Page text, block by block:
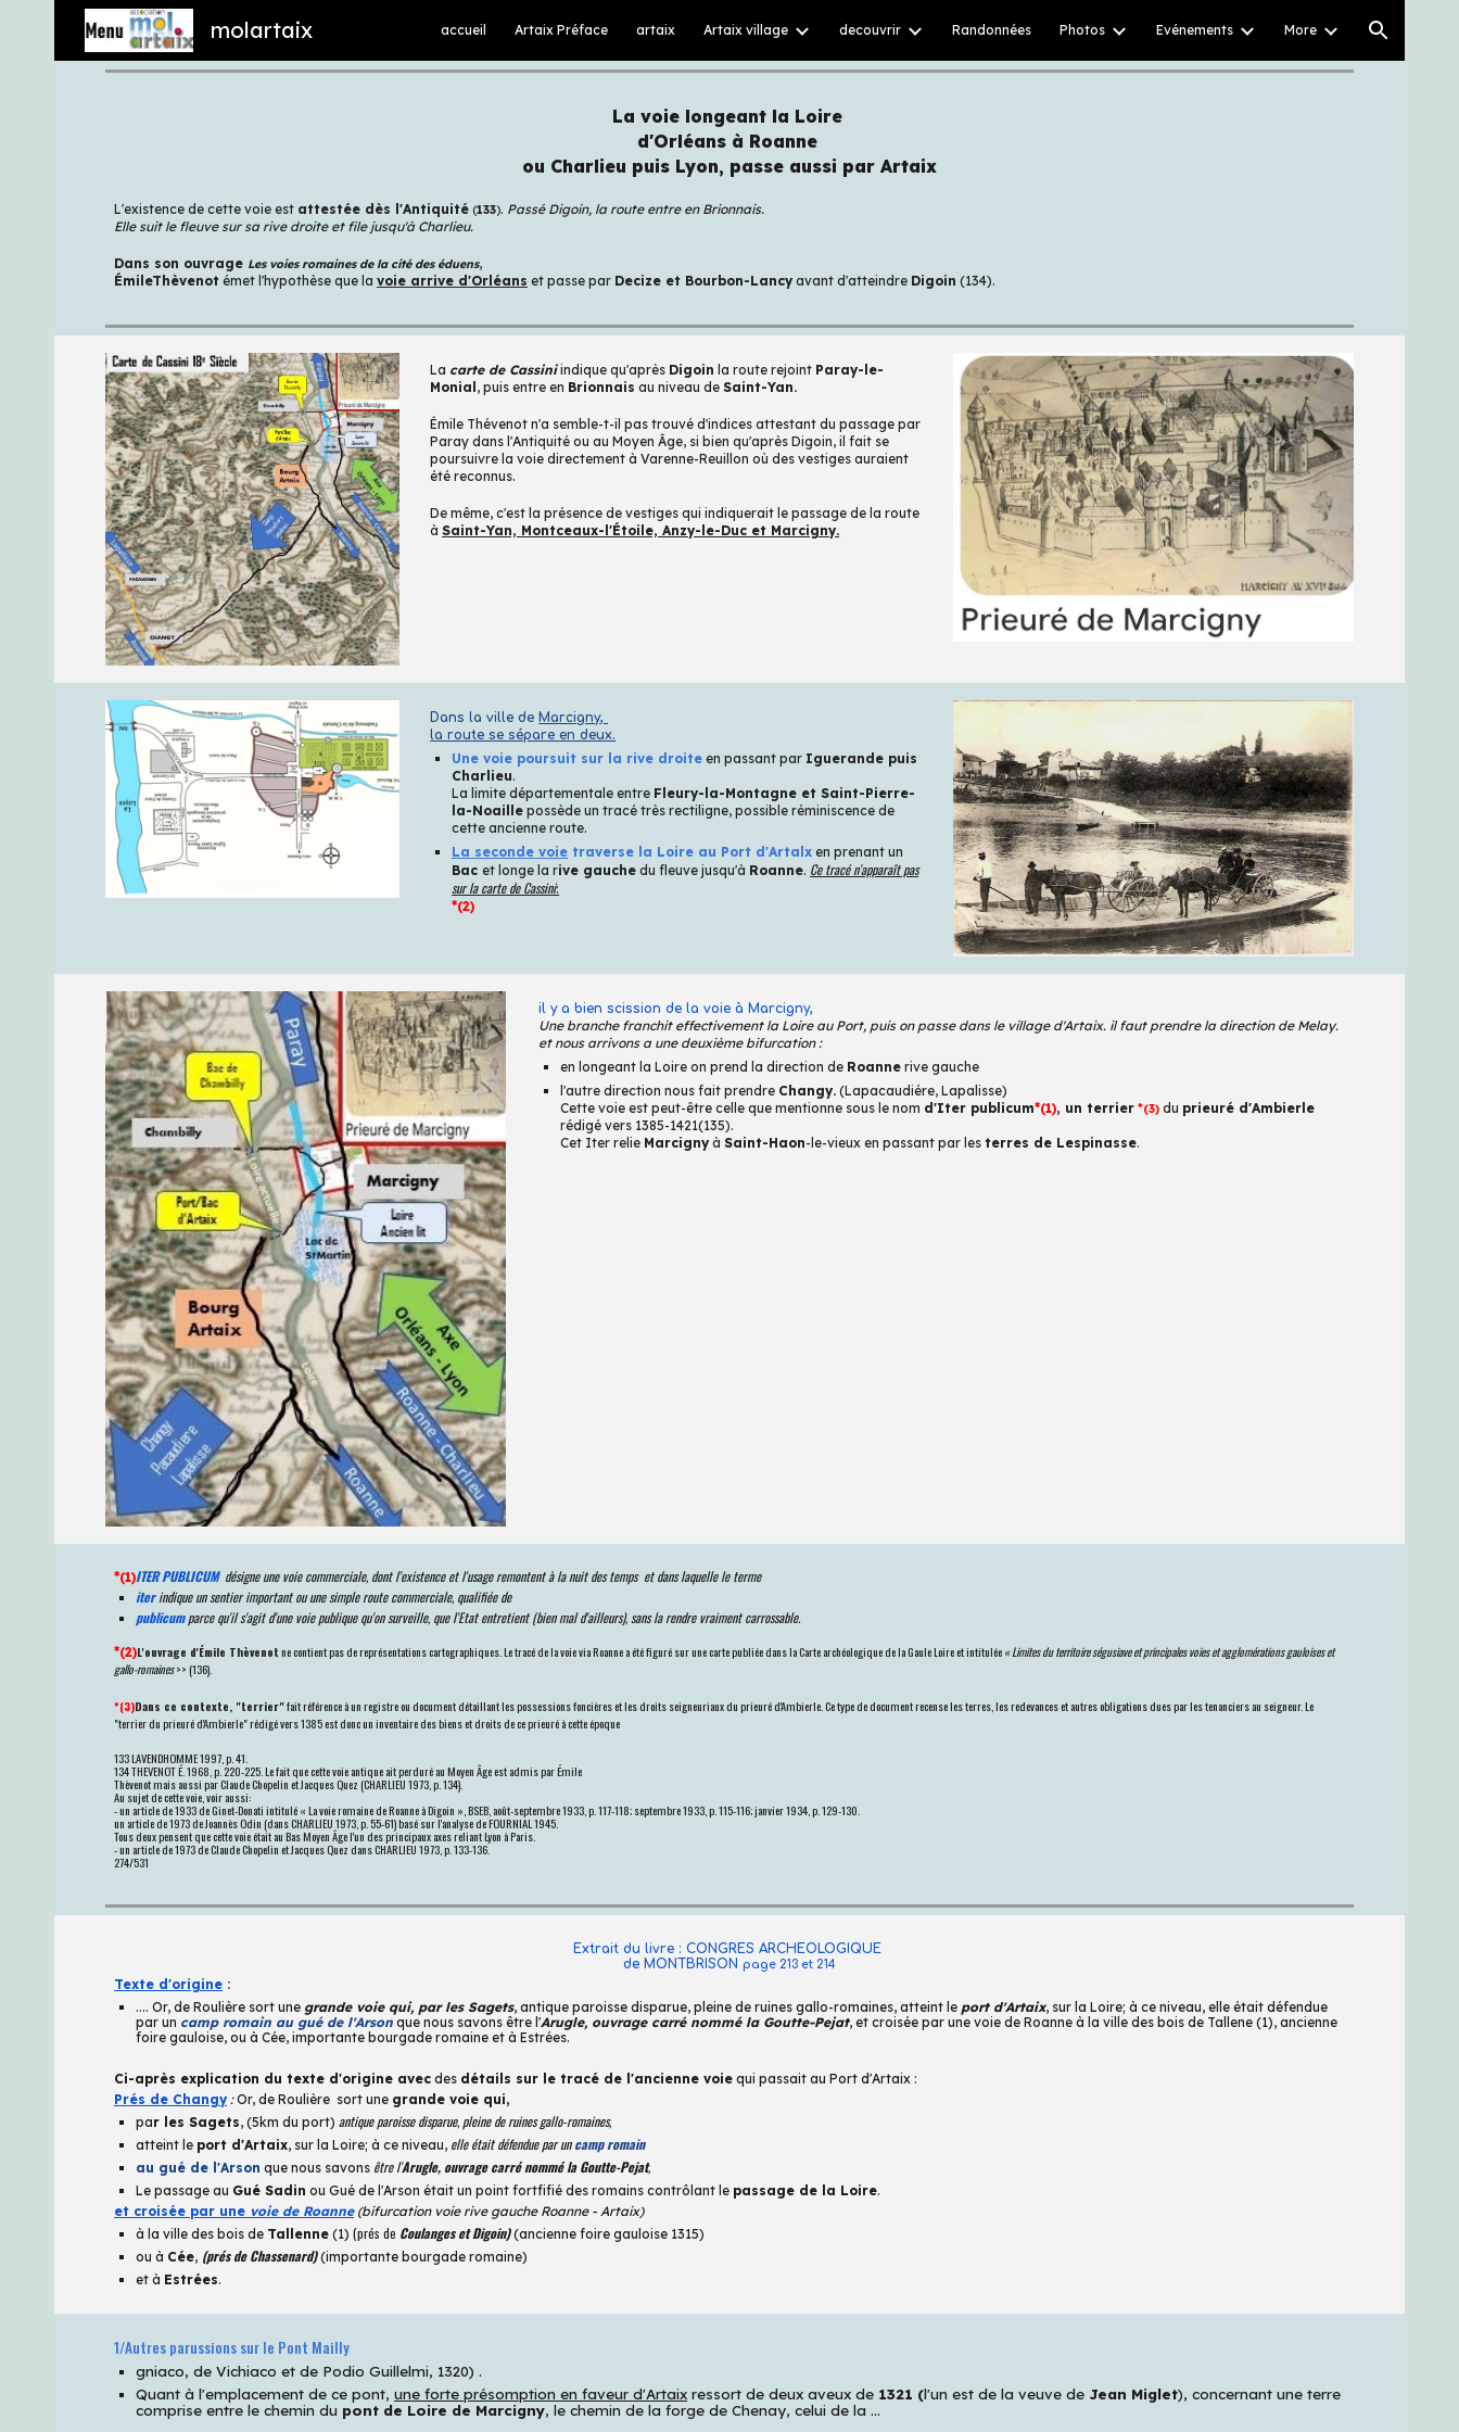
Skip to main content Skip to navigation
molartaix accueil Artaix Préface artaix Artaix village decouvrir Randonnées Photos Evénements More
La voie longeant la Loire
d'Orléans à Roanne
ou Charlieu puis Lyon, passe aussi par Artaix
L'existence de cette voie est attestée dès l'Antiquité (133). Passé Digoin, la route entre en Brionnais.
Elle suit le fleuve sur sa rive droite et file jusqu'à Charlieu.
Dans son ouvrage Les voies romaines de la cité des éduens,
ÉmileThèvenotémet l'hypothèse que la voie arrive d'Orléans et passe par Decize et Bourbon-Lancyavant d'atteindre Digoin (134).
La carte de Cassiniindique qu'après Digoin la route rejoint Paray-le-
Monial , puis entre en Brionnais au niveau deSaint-Yan.
Émile Thévenot n'a semble-t-il pas trouvé d'indices attestant du passage par
Paray dans l'Antiquité ou au Moyen Âge, si bien qu'après Digoin, il fait se
poursuivre la voie directement à Varenne-Reuillon où des vestiges auraient
été reconnus.
De même, c'est la présence de vestiges qui indiquerait le passage de la route
àSaint-Yan, Montceaux-l'Étoile, Anzy-le-Duc et Marcigny.
Dans la ville de Marcigny,
la route se sépare en deux.
Une voie poursuit sur la rive droite en passant par Iguerande puis
Charlieu.
La limite départementale entre Fleury-la-Montagne et Saint-Pierre-
la-Noaille possède un tracé très rectiligne, possible réminiscence de
cette ancienne route.
La seconde voie traverse la Loire au Port d'Artalx enprenant un
Bac et longe la rive gauche du fleuve jusqu'à Roanne. Ce tracé n'apparaît pas
sur la carte de Cassini:
*(2)
il y a bien scission de la voie à Marcigny,
Une branche franchit effectivement la Loire au Port, puis on passe dans le village d'Artaix. il faut prendre la direction de Melay.
et nous arrivons a une deuxième bifurcation :
en longeant la Loire on prend la direction de Roannerive gauche
l'autre direction nous fait prendre Changy.(Lapacaudiére, Lapalisse)
Cette voie est peut-être celle que mentionne sous le nom d'Iter publicum*(1), un terrier *(3)du prieuré d'Ambierle
rédigé vers 1385-1421(135).
Cet Iter relie Marcignyà Saint-Haon-le-vieux en passant par les terres de Lespinasse.
*(1)ITER PUBLICUMdésigne une voie commerciale, dont l'existence et l'usage remontent à la nuit des temps et dans laquelle le terme
iterindique un sentier important ou une simple route commerciale, qualifiée de
publicumparce qu'il s'agit d'une voie publique qu'on surveille, que l'Etat entretient (bien mal d'ailleurs), sans la rendre vraiment carrossable.
*(2)L'ouvrage d'Émile Thèvenotne contient pas de représentations cartographiques. Le tracé de la voie via Roanne a été figuré sur une carte publiée dans la Carte archéologique de la Gaule Loire et intitulée« Limites du territoire ségusiave et principales voies et agglomérations gauloises et
gallo-romaines>> (136).
*(3)Dans ce contexte, "terrier"fait référence à un registre ou document détaillant les possessions foncières et les droits seigneuriaux du prieuré d'Ambierle. Ce type de document recense les terres, les redevances et autres obligations dues par les tenanciers au seigneur. Le
"terrier du prieuré d'Ambierle" rédigé vers 1385 est donc un inventaire des biens et droits de ce prieuré à cette époque
133 LAVENDHOMME 1997, р. 41.
134 THEVENOT É. 1968, p. 220-225. Le fait que cette voie antique ait perduré au Moyen Âge est admis par Émile
Thèvenot mais aussi par Claude Chopelin et Jacques Quez (CHARLIEU 1973, p. 134).
Au sujet de cette voie, voir aussi:
- un article de 1933 de Ginet-Donati intitulé « La voie romaine de Roanne à Digoin », BSEB, août-septembre 1933, p. 117-118; septembre 1933, p. 115-116; janvier 1934, p. 129-130.
un article de 1973 de Joannès Odin (dans CHARLIEU 1973, p. 55-61) basé sur l'analyse de FOURNIAL 1945.
Tous deux pensent que cette voie était au Bas Moyen Âge l'un des principaux axes reliant Lyon à Paris.
- un article de 1973 de Claude Chopelin et Jacques Quez dans CHARLIEU 1973, p. 133-136.
274/531
Extrait du livre : CONGRES ARCHEOLOGIQUE
de MONTBRISON page 213 et 214
Texte d'origine:
.... Or, de Roulière sort une grande voie qui, par les Sagets, antique paroisse disparue, pleine de ruines gallo-romaines, atteint le port d'Artaix, sur la Loire; à ce niveau, elle était défendue
par un camp romain au gué de l'Arson que nous savons être l'Arugle, ouvrage carré nommé la Goutte-Pejat, et croisée par une voie de Roanne à la ville des bois de Tallene (1), ancienne
foire gauloise, ou à Cée, importante bourgade romaine et à Estrées.
Ci-après explication du texte d'origine avecdes détails sur le tracé de l'ancienne voiequi passait au Port d'Artaix :
Prés de Changy:Or, de Roulière sort une grande voie qui,
parl es Sagets, (5km du port) antique paroisse disparue, pleine de ruines gallo-romaines,
atteint le port d'Artaix, sur la Loire; à ce niveau, elle était défendue par uncamp romain
au gué de l'Arson que nous savons être l'Arugle, ouvrage carré nommé la Goutte-Pejat,
Le passage au Gué Sadin ou Gué de l'Arson était un point fortfifié des romains contrôlant le passage de la Loire.
et croisée par unevoie de Roanne(bifurcation voie rive gauche Roanne- Artaix)
à la ville des bois de Tallenne(1) (prés de Coulanges et Digoin) (ancienne foire gauloise1315)
ou à Cée, (prés de Chassenard)(importante bourgade romaine)
et à Estrées.
1/Autres parussions sur le Pont Mailly
gniaco, de Vichiaco et de Podio Guillelmi, 1320) .
Quant à l'emplacement de ce pont, une forte présomption en faveur d'Artaixressort de deux aveux de 1321 (l'un est de la veuve de Jean Miglet), concernant une terre
comprise entre le chemin du pont de Loire de Marcigny, le chemin de la forge de Chenay, celui de la ...